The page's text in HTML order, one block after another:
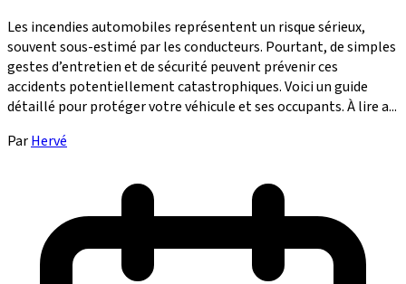
Les incendies automobiles représentent un risque sérieux,
souvent sous-estimé par les conducteurs. Pourtant, de simples
gestes d’entretien et de sécurité peuvent prévenir ces
accidents potentiellement catastrophiques. Voici un guide
détaillé pour protéger votre véhicule et ses occupants. À lire a...
ParHervé